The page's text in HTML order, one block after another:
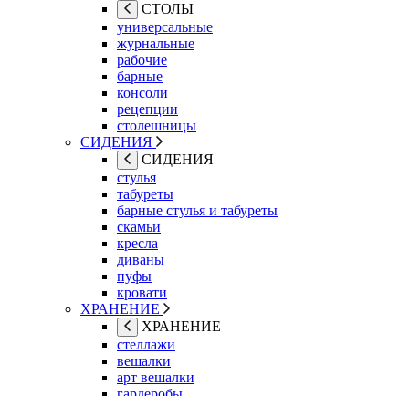
СТОЛЫ
универсальные
журнальные
рабочие
барные
консоли
рецепции
столешницы
СИДЕНИЯ
СИДЕНИЯ
стулья
табуреты
барные стулья и табуреты
скамьи
кресла
диваны
пуфы
кровати
ХРАНЕНИЕ
ХРАНЕНИЕ
стеллажи
вешалки
арт вешалки